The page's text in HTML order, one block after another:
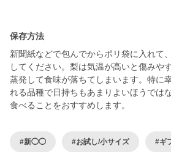
保存方法
新聞紙などで包んでからポリ袋に入れて
してください。梨は気温が高いと傷みや
蒸発して食味が落ちてしまいます。特に
れる品種で日持ちもあまりよいほうでは
食べることをおすすめします。
#新◯◯ #お試し/小サイズ #ギ